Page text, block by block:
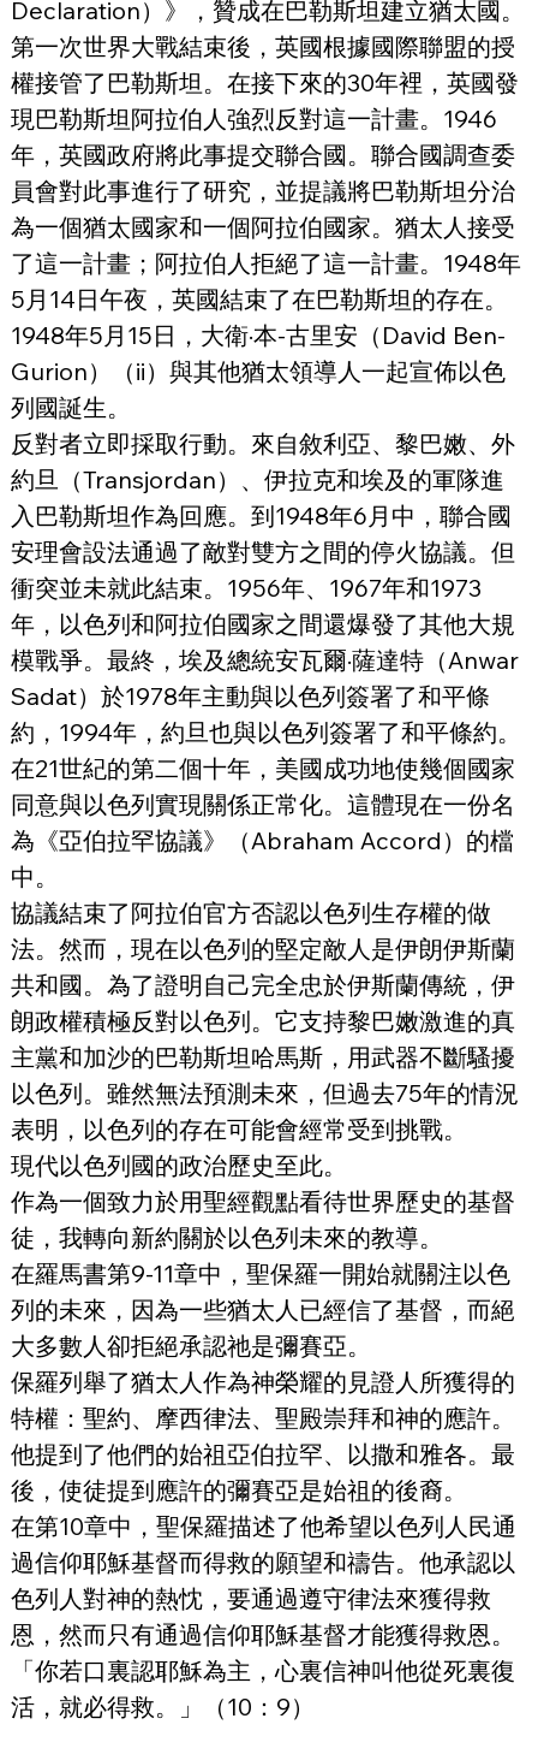
Declaration）》，贊成在巴勒斯坦建立猶太國。
第一次世界大戰結束後，英國根據國際聯盟的授
權接管了巴勒斯坦。在接下來的30年裡，英國發
現巴勒斯坦阿拉伯人強烈反對這一計畫。1946
年，英國政府將此事提交聯合國。聯合國調查委
員會對此事進行了研究，並提議將巴勒斯坦分治
為一個猶太國家和一個阿拉伯國家。猶太人接受
了這一計畫；阿拉伯人拒絕了這一計畫。1948年
5月14日午夜，英國結束了在巴勒斯坦的存在。
1948年5月15日，大衛·本-古里安（David Ben-
Gurion）（ii）與其他猶太領導人一起宣佈以色
列國誕生。
反對者立即採取行動。來自敘利亞、黎巴嫩、外
約旦（Transjordan）、伊拉克和埃及的軍隊進
入巴勒斯坦作為回應。到1948年6月中，聯合國
安理會設法通過了敵對雙方之間的停火協議。但
衝突並未就此結束。1956年、1967年和1973
年，以色列和阿拉伯國家之間還爆發了其他大規
模戰爭。最終，埃及總統安瓦爾·薩達特（Anwar
Sadat）於1978年主動與以色列簽署了和平條
約，1994年，約旦也與以色列簽署了和平條約。
在21世紀的第二個十年，美國成功地使幾個國家
同意與以色列實現關係正常化。這體現在一份名
為《亞伯拉罕協議》（Abraham Accord）的檔
中。
協議結束了阿拉伯官方否認以色列生存權的做
法。然而，現在以色列的堅定敵人是伊朗伊斯蘭
共和國。為了證明自己完全忠於伊斯蘭傳統，伊
朗政權積極反對以色列。它支持黎巴嫩激進的真
主黨和加沙的巴勒斯坦哈馬斯，用武器不斷騷擾
以色列。雖然無法預測未來，但過去75年的情況
表明，以色列的存在可能會經常受到挑戰。
現代以色列國的政治歷史至此。
作為一個致力於用聖經觀點看待世界歷史的基督
徒，我轉向新約關於以色列未來的教導。
在羅馬書第9-11章中，聖保羅一開始就關注以色
列的未來，因為一些猶太人已經信了基督，而絕
大多數人卻拒絕承認祂是彌賽亞。
保羅列舉了猶太人作為神榮耀的見證人所獲得的
特權：聖約、摩西律法、聖殿崇拜和神的應許。
他提到了他們的始祖亞伯拉罕、以撒和雅各。最
後，使徒提到應許的彌賽亞是始祖的後裔。
在第10章中，聖保羅描述了他希望以色列人民通
過信仰耶穌基督而得救的願望和禱告。他承認以
色列人對神的熱忱，要通過遵守律法來獲得救
恩，然而只有通過信仰耶穌基督才能獲得救恩。
「你若口裏認耶穌為主，心裏信神叫他從死裏復
活，就必得救。」（10：9）